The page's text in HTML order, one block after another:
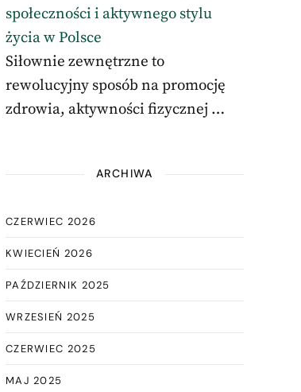
społeczności i aktywnego stylu
życia w Polsce
Siłownie zewnętrzne to
rewolucyjny sposób na promocję
zdrowia, aktywności fizycznej …
ARCHIWA
CZERWIEC 2026
KWIECIEŃ 2026
PAŹDZIERNIK 2025
WRZESIEŃ 2025
CZERWIEC 2025
MAJ 2025